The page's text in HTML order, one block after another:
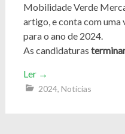
Mobilidade Verde
artigo, e conta com uma
para o ano de 2024.
As candidaturas
Ler →
2024, Notícias